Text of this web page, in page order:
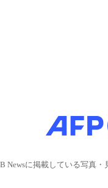
Newsに掲載している写真